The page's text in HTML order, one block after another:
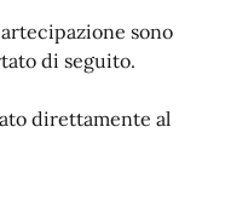
sono
di seguito.
direttamente al